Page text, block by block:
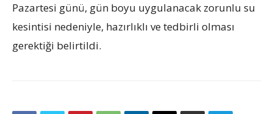
Pazartesi günü, gün boyu uygulanacak zorunlu su
kesintisi nedeniyle, hazırlıklı ve tedbirli olması
gerektiği belirtildi.